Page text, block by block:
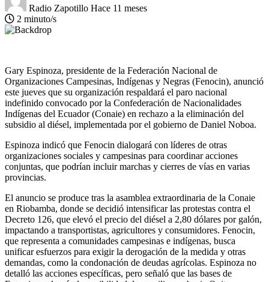
Radio Zapotillo Hace 11 meses
2 minuto/s
Gary Espinoza, presidente de la Federación Nacional de
Organizaciones Campesinas, Indígenas y Negras (Fenocin), anunció
este jueves que su organización respaldará el paro nacional
indefinido convocado por la Confederación de Nacionalidades
Indígenas del Ecuador (Conaie) en rechazo a la eliminación del
subsidio al diésel, implementada por el gobierno de Daniel Noboa.
Espinoza indicó que Fenocin dialogará con líderes de otras
organizaciones sociales y campesinas para coordinar acciones
conjuntas, que podrían incluir marchas y cierres de vías en varias
provincias.
El anuncio se produce tras la asamblea extraordinaria de la Conaie
en Riobamba, donde se decidió intensificar las protestas contra el
Decreto 126, que elevó el precio del diésel a 2,80 dólares por galón,
impactando a transportistas, agricultores y consumidores. Fenocin,
que representa a comunidades campesinas e indígenas, busca
unificar esfuerzos para exigir la derogación de la medida y otras
demandas, como la condonación de deudas agrícolas. Espinoza no
detalló las acciones específicas, pero señaló que las bases de